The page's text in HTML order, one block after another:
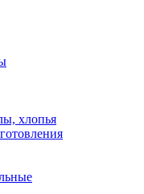
хлопья